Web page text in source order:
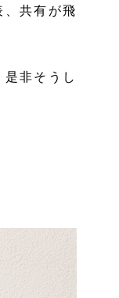
共有が飛
非そうし